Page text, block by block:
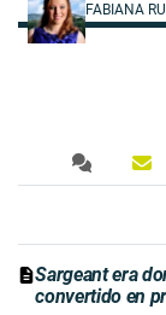
FABIANA
Sargeant era
convertido en